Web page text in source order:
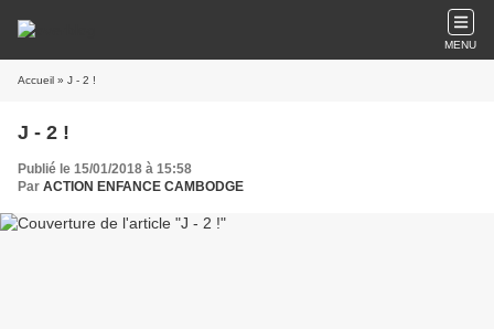
MENU
Accueil » J - 2 !
J - 2 !
Publié le 15/01/2018 à 15:58
Par ACTION ENFANCE CAMBODGE